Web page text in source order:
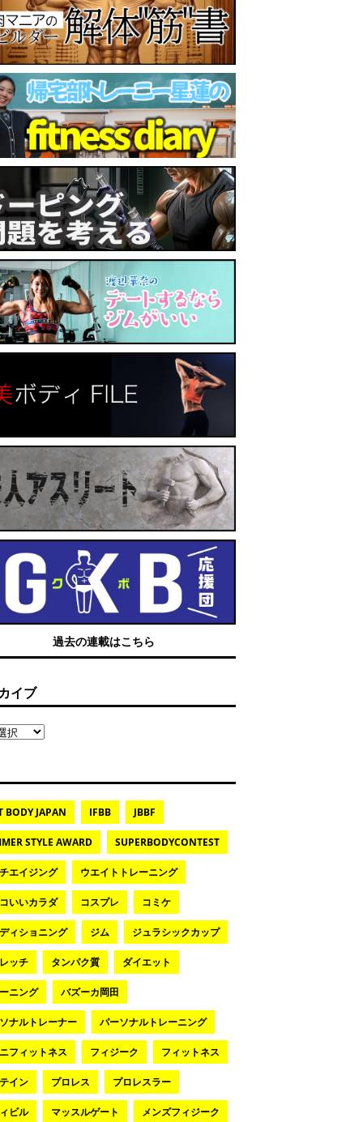
過去の連載はこちら
イブ
BODY JAPAN IFBB JBBF
STYLE AWARD SUPERBODYCONTEST
エイジング ウエイトトレーニング
いいカラダ コスプレ コミケ
ィショニング ジム ジュラシックカップ
ッチ タンパク質 ダイエット
ニング バズーカ岡田
ナルトレーナー パーソナルトレーニング
フィットネス フィジーク フィットネス
イン プロレス プロレスラー
ビル マッスルゲート メンズフィジーク